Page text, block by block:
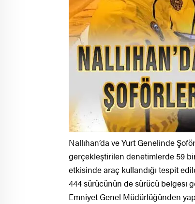
Nallıhan’da ve Yurt Genelinde
gerçekleştirilen denetimlerde 59
etkisinde araç kullandığı tespit
444 sürücünün de sürücü belgesi
Emniyet Genel Müdürlüğünden